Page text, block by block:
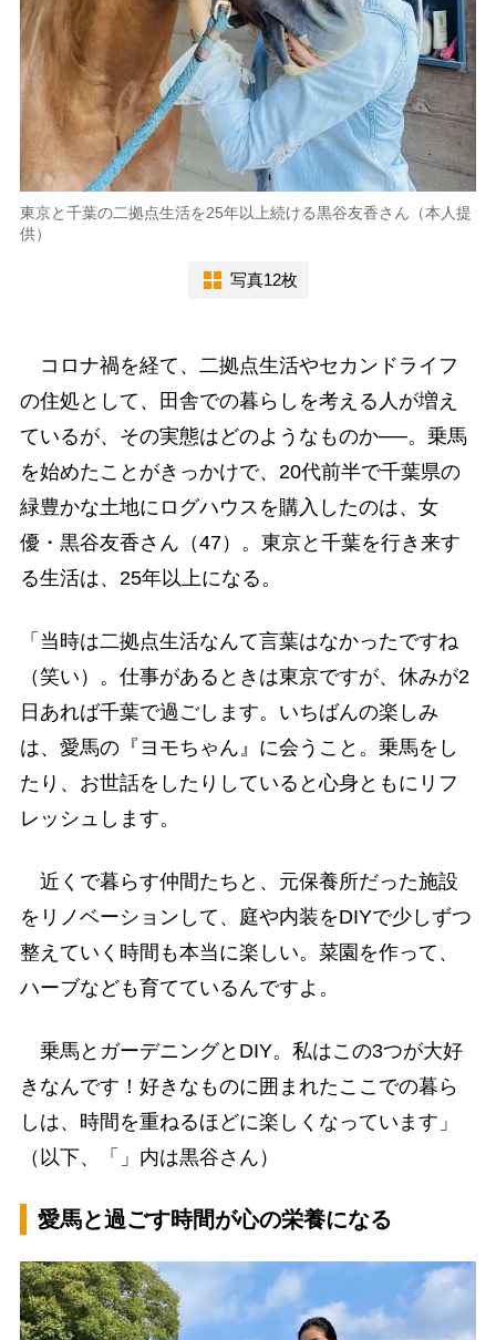
東京と千葉の二拠点生活を25年以上続ける黒谷友香さん（本人提
供）
写真12枚
コロナ禍を経て、二拠点生活やセカンドライフ
の住処として、田舎での暮らしを考える人が増え
ているが、その実態はどのようなものか──。乗馬
を始めたことがきっかけで、20代前半で千葉県の
緑豊かな土地にログハウスを購入したのは、女
優・黒谷友香さん（47）。東京と千葉を行き来す
る生活は、25年以上になる。
「当時は二拠点生活なんて言葉はなかったですね
（笑い）。仕事があるときは東京ですが、休みが2
日あれば千葉で過ごします。いちばんの楽しみ
は、愛馬の『ヨモちゃん』に会うこと。乗馬をし
たり、お世話をしたりしていると心身ともにリフ
レッシュします。
近くで暮らす仲間たちと、元保養所だった施設
をリノベーションして、庭や内装をDIYで少しずつ
整えていく時間も本当に楽しい。菜園を作って、
ハーブなども育てているんですよ。
乗馬とガーデニングとDIY。私はこの3つが大好
きなんです！好きなものに囲まれたここでの暮ら
しは、時間を重ねるほどに楽しくなっています」
（以下、「」内は黒谷さん）
愛馬と過ごす時間が心の栄養になる